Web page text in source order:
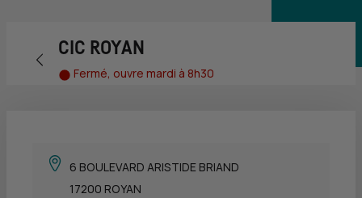
Retour vers la page précédente
CIC ROYAN
Fermé, ouvre mardi à 8h30
6 BOULEVARD ARISTIDE BRIAND
17200 ROYAN